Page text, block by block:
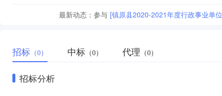
最新动态： 参与 [镇原县2020-2021年度行政事业单
招标 （0） 中标 （0） 代理 （0）
招标分析